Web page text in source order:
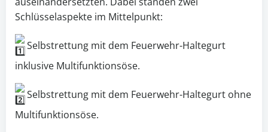
Schlüsselaspekte im Mittelpunkt:
Selbstrettung mit dem Feuerwehr-Haltegurt
inklusive Multifunktionsöse.
Selbstrettung mit dem Feuerwehr-Haltegurt ohne
Multifunktionsöse.